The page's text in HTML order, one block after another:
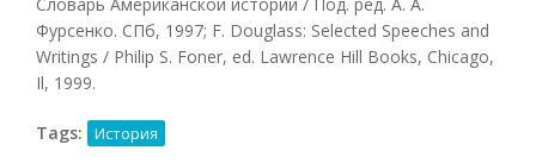
Фурсенко. СПб, 1997; F. Douglass: Selected Speeches and
Writings / Philip S. Foner, ed. Lawrence Hill Books, Chicago,
Il, 1999.
Tags: История